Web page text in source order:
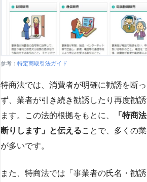
参考： 特定商取引法ガイド
特商法では、消費者が明確に勧誘を断
ず、業者が引き続き勧誘したり再度勧
ます。この法的根拠をもとに、
「特商
断りします」と伝えることで、多くの
が多いです​​。
また、特商法では「事業者の氏名・勧